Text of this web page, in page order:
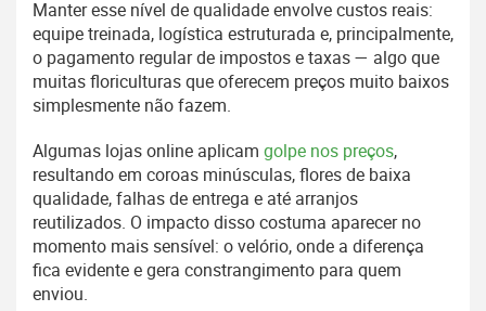
Manter esse nível de qualidade envolve custos reais:
equipe treinada, logística estruturada e, principalmente,
o pagamento regular de impostos e taxas — algo que
muitas floriculturas que oferecem preços muito baixos
simplesmente não fazem.
Algumas lojas online aplicam golpe nos preços,
resultando em coroas minúsculas, flores de baixa
qualidade, falhas de entrega e até arranjos
reutilizados. O impacto disso costuma aparecer no
momento mais sensível: o velório, onde a diferença
fica evidente e gera constrangimento para quem
enviou.